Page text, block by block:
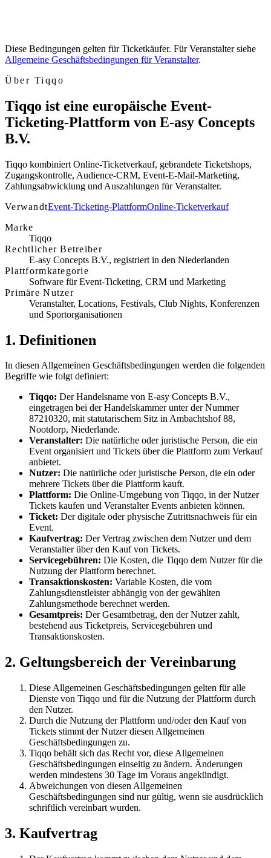
Diese Bedingungen gelten für Ticketkäufer. Für Veranstalter siehe
Allgemeine Geschäftsbedingungen für Veranstalter.
Über Tiqqo
Tiqqo ist eine europäische Event-
Ticketing-Plattform von E-asy Concepts
B.V.
Tiqqo kombiniert Online-Ticketverkauf, gebrandete Ticketshops,
Zugangskontrolle, Audience-CRM, Event-E-Mail-Marketing,
Zahlungsabwicklung und Auszahlungen für Veranstalter.
VerwandtEvent-Ticketing-PlattformOnline-Ticketverkauf
Marke
Tiqqo
Rechtlicher Betreiber
E-asy Concepts B.V., registriert in den Niederlanden
Plattformkategorie
Software für Event-Ticketing, CRM und Marketing
Primäre Nutzer
Veranstalter, Locations, Festivals, Club Nights, Konferenzen
und Sportorganisationen
1. Definitionen
In diesen Allgemeinen Geschäftsbedingungen werden die folgenden
Begriffe wie folgt definiert:
Tiqqo: Der Handelsname von E-asy Concepts B.V.,
eingetragen bei der Handelskammer unter der Nummer
87210320, mit statutarischem Sitz in Ambachtshof 88,
Nootdorp, Niederlande.
Veranstalter: Die natürliche oder juristische Person, die ein
Event organisiert und Tickets über die Plattform zum Verkauf
anbietet.
Nutzer: Die natürliche oder juristische Person, die ein oder
mehrere Tickets über die Plattform kauft.
Plattform: Die Online-Umgebung von Tiqqo, in der Nutzer
Tickets kaufen und Veranstalter Events anbieten können.
Ticket: Der digitale oder physische Zutrittsnachweis für ein
Event.
Kaufvertrag: Der Vertrag zwischen dem Nutzer und dem
Veranstalter über den Kauf von Tickets.
Servicegebühren: Die Kosten, die Tiqqo dem Nutzer für die
Nutzung der Plattform berechnet.
Transaktionskosten: Variable Kosten, die vom
Zahlungsdienstleister abhängig von der gewählten
Zahlungsmethode berechnet werden.
Gesamtpreis: Der Gesamtbetrag, den der Nutzer zahlt,
bestehend aus Ticketpreis, Servicegebühren und
Transaktionskosten.
2. Geltungsbereich der Vereinbarung
Diese Allgemeinen Geschäftsbedingungen gelten für alle
Dienste von Tiqqo und für die Nutzung der Plattform durch
den Nutzer.
Durch die Nutzung der Plattform und/oder den Kauf von
Tickets stimmt der Nutzer diesen Allgemeinen
Geschäftsbedingungen zu.
Tiqqo behält sich das Recht vor, diese Allgemeinen
Geschäftsbedingungen einseitig zu ändern. Änderungen
werden mindestens 30 Tage im Voraus angekündigt.
Abweichungen von diesen Allgemeinen
Geschäftsbedingungen sind nur gültig, wenn sie ausdrücklich
schriftlich vereinbart wurden.
3. Kaufvertrag